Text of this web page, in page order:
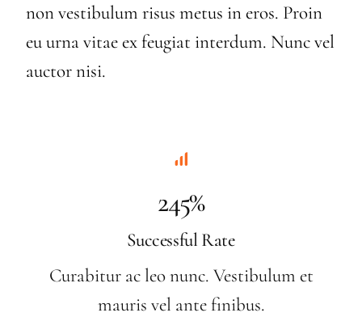
non vestibulum risus metus in eros. Proin
eu urna vitae ex feugiat interdum. Nunc vel
auctor nisi.
245%
Successful Rate
Curabitur ac leo nunc. Vestibulum et
mauris vel ante finibus.